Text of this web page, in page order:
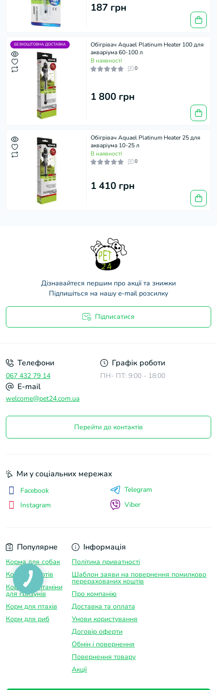
187 грн
БЕЗКОШТОВНА ДОСТАВКА
Обігрівач Aquael Platinum Heater 100 для
акваріума 60-100 л
В наявності
0
1 800 грн
Обігрівач Aquael Platinum Heater 25 для
акваріума 10-25 л
В наявності
0
1 410 грн
Дізнавайтеся першим про акції та знижки
Підпишіться на нашу e-mail розсилку
Підписатися
Телефони
067 432 79 14
Графік роботи
ПН- ПТ: 9:00 - 18:00
E-mail
welcome@pet24.com.ua
Перейти до контактів
Популярне
Корма для собак
Корм для котів
Корма та вітаміни
для гризунів
Корм для птахів
Корм для риб
Інформація
Політика приватності
Шаблон заяви на повернення помилково
перерахованих коштів
Про компанію
Доставка та оплатa
Умови користування
Договір оферти
Обмін і повернення
Повернення товару
Акції
Ми у соціальних мережах
Facebook
Instagram
Telegram
Viber